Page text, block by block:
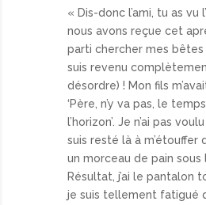
« Dis-donc l’ami, tu as vu
nous avons reçue cet
parti chercher mes bêtes
suis revenu
désordre) ! Mon fils
‘Père, n’y va pas, le
l’horizon’. Je n’ai pas
suis resté là à m’étouffer
un morceau de pain sous
Résultat, j’ai le pantalon
je suis tellement fatigué